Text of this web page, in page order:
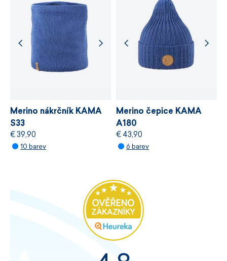
Merino nákrčník KAMA
S33
€ 39,90
10 barev
Merino čepice KAMA
A180
€ 43,90
6 barev